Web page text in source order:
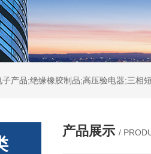
产品;绝缘橡胶制品;高压验电器;三
产品展示 /